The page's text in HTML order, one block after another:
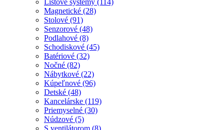
Lištové systémy (114)
Magnetické (28)
Stolové (91)
Senzorové (48)
Podlahové (8)
Schodiskové (45)
Batériové (32)
Nočné (82)
Nábytkové (22)
Kúpeľnové (96)
Detské (48)
Kancelárske (119)
Priemyselné (30)
Núdzové (5)
S ventilátorom (8)